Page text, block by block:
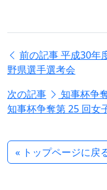
前の記事平成30年
野県選手選考会
次の記事
知事杯争
知事杯争奪第 25 回女
« トップページに戻